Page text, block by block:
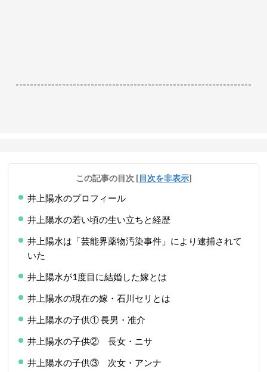
------------------------------------------------------------------
この記事の目次 [目次を非表示]
井上陽水のプロフィール
井上陽水の若い頃の生い立ちと経歴
井上陽水は「芸能界薬物汚染事件」により逮捕されて
いた
井上陽水が1度目に結婚した嫁とは
井上陽水の現在の嫁・石川セリとは
井上陽水の子供① 長男・准介
井上陽水の子供② 長女・ニサ
井上陽水の子供③ 次女・アンナ